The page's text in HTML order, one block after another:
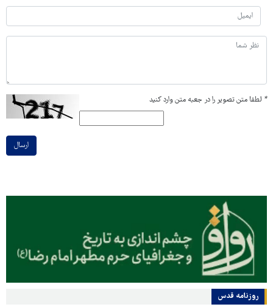
* لطفا متن تصویر را در جعبه متن وارد کنید
ارسال
روزنامه قدس